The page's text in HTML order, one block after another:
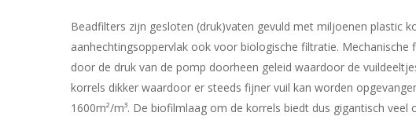
Beadfilters zijn gesloten (druk)vaten gevuld met miljoenen plastic
aanhechtingsoppervlak ook voor biologische filtratie.
door de druk van de pomp doorheen geleid waardoor de
korrels dikker waardoor er steeds fijner vuil kan worden
1600m²/m³. De biofilmlaag om de korrels biedt dus gigantisch